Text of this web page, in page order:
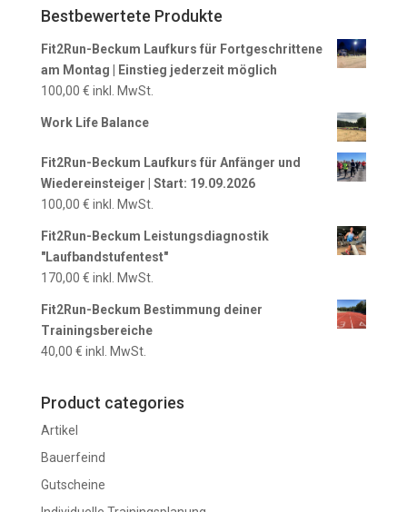
Bestbewertete Produkte
Fit2Run-Beckum Laufkurs für Fortgeschrittene
am Montag | Einstieg jederzeit möglich
100,00 € inkl. MwSt.
Work Life Balance
Fit2Run-Beckum Laufkurs für Anfänger und
Wiedereinsteiger | Start: 19.09.2026
100,00 € inkl. MwSt.
Fit2Run-Beckum Leistungsdiagnostik
"Laufbandstufentest"
170,00 € inkl. MwSt.
Fit2Run-Beckum Bestimmung deiner
Trainingsbereiche
40,00 € inkl. MwSt.
Product categories
Artikel
Bauerfeind
Gutscheine